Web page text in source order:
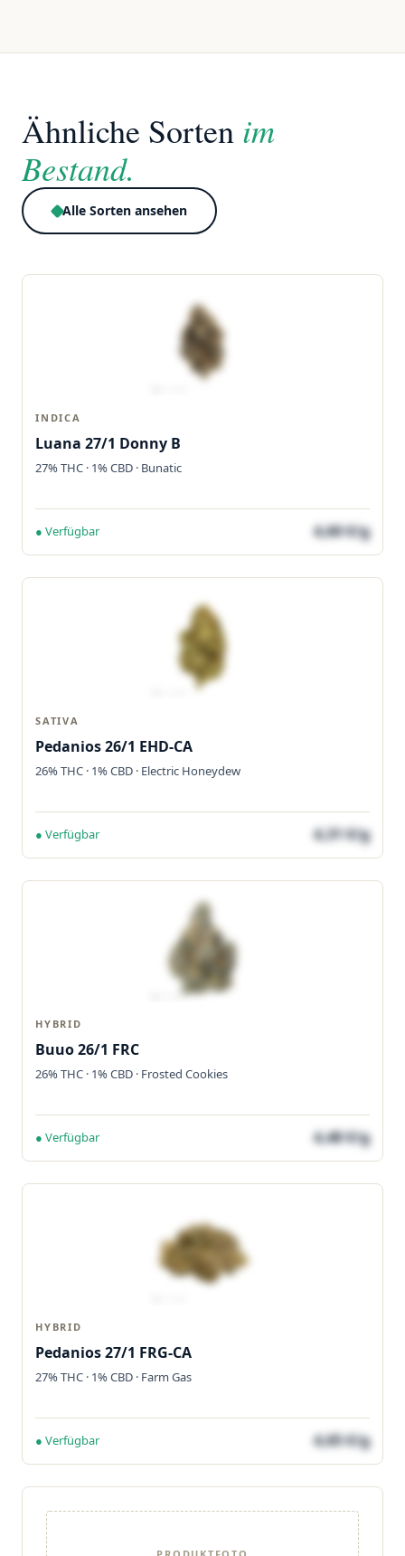
Ähnliche Sorten im
Bestand.
Alle Sorten ansehen
INDICA
Luana 27/1 Donny B
27% THC · 1% CBD · Bunatic
● Verfügbar 4,60 €/g
SATIVA
Pedanios 26/1 EHD-CA
26% THC · 1% CBD · Electric Honeydew
● Verfügbar 4,31 €/g
HYBRID
Buuo 26/1 FRC
26% THC · 1% CBD · Frosted Cookies
● Verfügbar 4,48 €/g
HYBRID
Pedanios 27/1 FRG-CA
27% THC · 1% CBD · Farm Gas
● Verfügbar 4,65 €/g